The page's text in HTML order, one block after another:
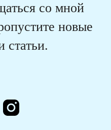
со мной
новые
статьи.